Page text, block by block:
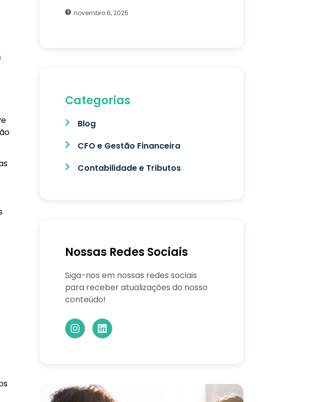
novembro 6, 2025
Categorias
Blog
CFO e Gestão Financeira
Contabilidade e Tributos
Nossas Redes Sociais
Siga-nos em nossas redes sociais
para receber atualizações do nosso
conteúdo!